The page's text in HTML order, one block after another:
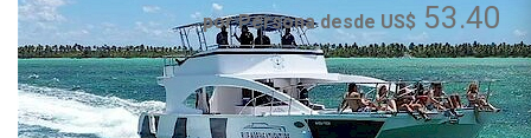
por Persona desde US$ 53.40